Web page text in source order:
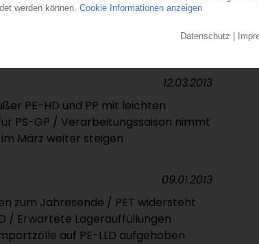
fallend / PE-LD stemmt sich gegen
Q2-Start / Überwiegend
weiter in trüben Gewässern
PE-HD und PP mit leichten
PS-GP / Verarbeitungssaison nimmt
März weiter steigen
12.03.2013
zum Jahresende / PET widersteht
/ Erwartete Lagerauffüllungen
auf PE-LLD aufgehoben
09.01.2013